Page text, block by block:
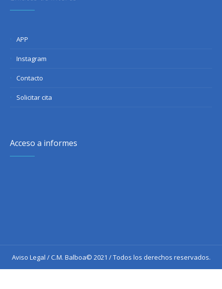
APP
Instagram
Contacto
Solicitar cita
Acceso a informes
Aviso Legal / C.M. Balboa© 2021 / Todos los derechos reservados.